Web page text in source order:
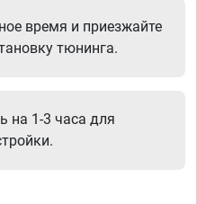
время и приезжайте
тюнинга.
на 1-3 часа для